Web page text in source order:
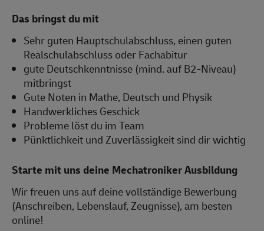
Das bringst du mit
Sehr guten Hauptschulabschluss, einen guten
Realschulabschluss oder Fachabitur
gute Deutschkenntnisse (mind. auf B2-Niveau)
mitbringst
Gute Noten in Mathe, Deutsch und Physik
Handwerkliches Geschick
Probleme löst du im Team
Pünktlichkeit und Zuverlässigkeit sind dir wichtig
Starte mit uns deine Mechatroniker Ausbildung
Wir freuen uns auf deine vollständige Bewerbung
(Anschreiben, Lebenslauf, Zeugnisse), am besten
online!